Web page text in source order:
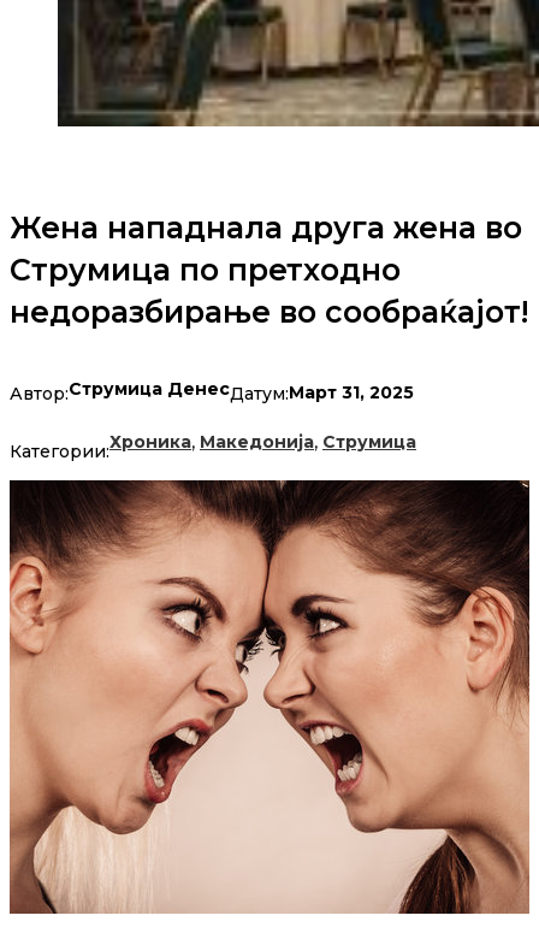
Жена нападнала друга жена во
Струмица по претходно
недоразбирање во сообраќајот!
Автор:Струмица ДенесДатум:Март 31, 2025
Категории:Хроника, Македонија, Струмица